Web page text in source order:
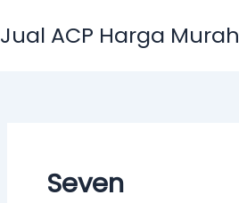
to
Jual ACP Harga Murah
Seven